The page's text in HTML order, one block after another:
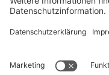
Victor-Gollancz-Straße 5 |